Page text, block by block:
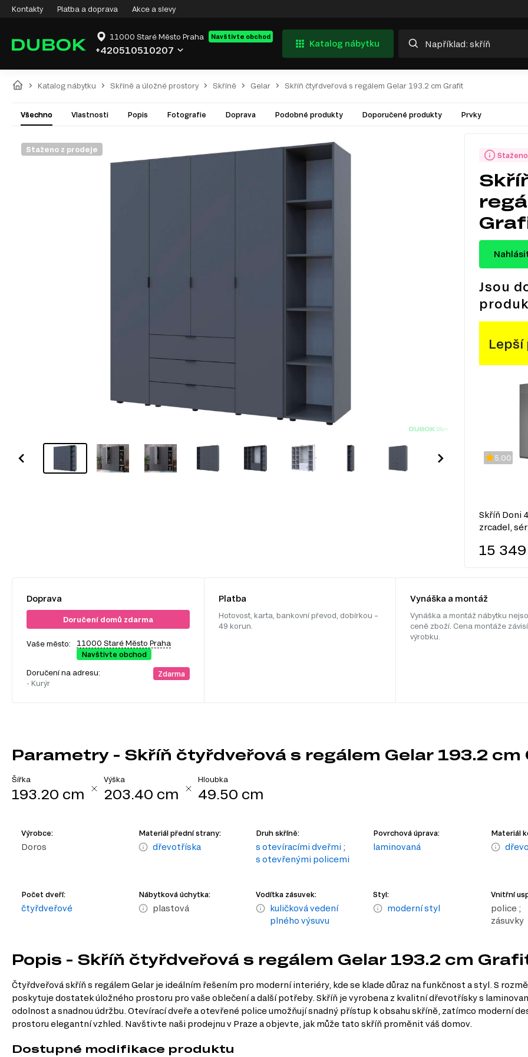
Kontakty Platba a doprava Akce a slevy
11000 Staré Město Praha Navštivte obchod
+420510510207
Katalog nábytku
Katalog nábytku Skříně a úložné prostory Skříně Gelar Skříň čtyřdveřová s regálem Gelar 193.2 cm Grafit
Všechno Vlastnosti Popis Fotografie Doprava Podobné produkty Doporučené produkty Prvky
Staženo z prodeje
Jsou
Lepší
5.00
Skříň Doni
zrcadel,
15 349
Doprava
Doručení domů zdarma
Vaše město:
11000 Staré Město Praha
Navštivte obchod
Doručení na adresu:
- Kurýr
Zdarma
Platba
Hotovost, karta, bankovní převod, dobírkou –
49 korun.
Vynáška a montáž
Vynáška a montáž nábytku
ceně zboží. Cena montáže
výrobku.
Parametry - Skříň čtyřdveřová s regálem Gelar 193.2 cm
Šířka
193.20 cm
Výška
203.40 cm
Hloubka
49.50 cm
Výrobce:
Doros
Materiál přední strany:
dřevotříska
Druh skříně:
s otevíracími dveřmi ;
s otevřenými policemi
Povrchová úprava:
laminovaná
Materiál
Počet dveří:
čtyřdveřové
Nábytková úchytka:
plastová
Vodítka zásuvek:
kuličková vedení
plného výsuvu
Styl:
moderní styl
Vnitřní
police ;
zásuvky
Popis - Skříň čtyřdveřová s regálem Gelar 193.2 cm
Čtyřdveřová skříň s regálem Gelar je ideálním řešením pro moderní interiéry, kde se klade důraz na funkčnost a styl. S
poskytuje dostatek úložného prostoru pro vaše oblečení a další potřeby. Skříň je vyrobena z kvalitní dřevotřísky s
odolnost a snadnou údržbu. Otevírací dveře a otevřené police umožňují snadný přístup k obsahu skříně, zatímco moderní
prostoru elegantní vzhled. Navštivte naši prodejnu v Praze a objevte, jak může tato skříň proměnit váš domov.
Dostupné modifikace produktu